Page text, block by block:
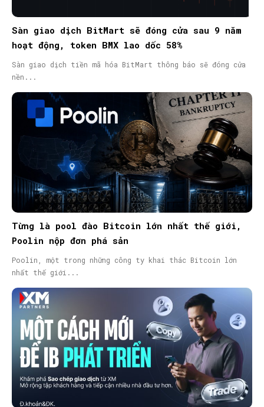
Sàn giao dịch BitMart sẽ đóng cửa sau 9 năm
hoạt động, token BMX lao dốc 58%
Sàn giao dịch tiền mã hóa BitMart thông báo sẽ đóng cửa
nền...
Từng là pool đào Bitcoin lớn nhất thế giới,
Poolin nộp đơn phá sản
Poolin, một trong những công ty khai thác Bitcoin lớn
nhất thế giới...